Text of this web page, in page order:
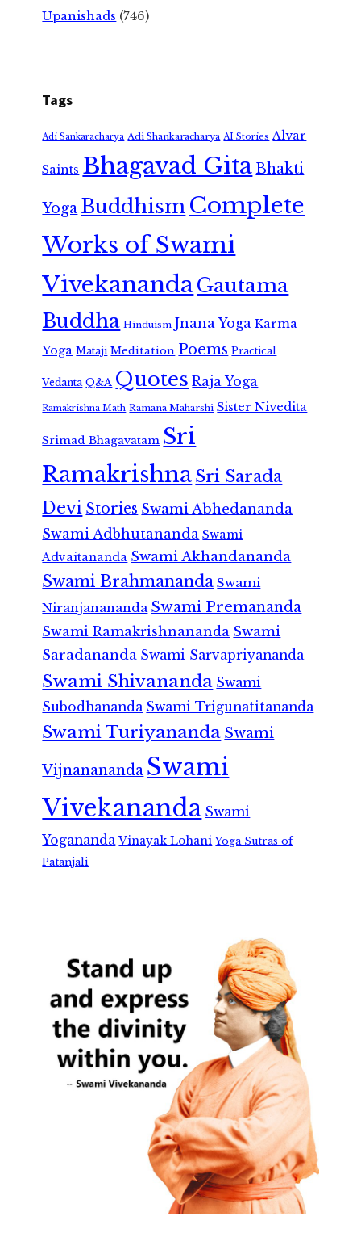
Upanishads (746)
Tags
Adi Sankaracharya Adi Shankaracharya AI Stories Alvar
Saints Bhagavad GitaBhakti
Yoga Buddhism Complete
Works of Swami
VivekanandaGautama
Buddha Hinduism Jnana Yoga Karma
Yoga Mataji Meditation Poems Practical
Vedanta Q&A Quotes Raja Yoga
Ramakrishna Math Ramana Maharshi Sister Nivedita
Srimad Bhagavatam Sri
RamakrishnaSri Sarada
Devi Stories Swami Abhedananda
Swami Adbhutananda Swami
Advaitananda Swami Akhandananda
Swami Brahmananda Swami
Niranjanananda Swami Premananda
Swami Ramakrishnananda Swami
Saradananda Swami Sarvapriyananda
Swami Shivananda Swami
Subodhananda Swami Trigunatitananda
Swami Turiyananda Swami
Vijnanananda Swami
Vivekananda Swami
Yogananda Vinayak Lohani Yoga Sutras of
Patanjali